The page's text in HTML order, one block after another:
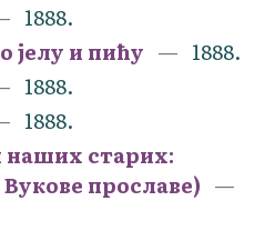
1888.
јелу и пићу
1888.
1888.
1888.
старих:
прославе)